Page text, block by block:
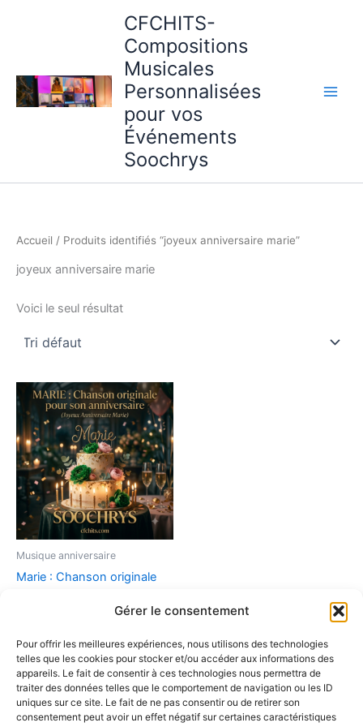
Gérer le consentement
Pour offrir les meilleures expériences, nous utilisons des technologies
telles que les cookies pour stocker et/ou accéder aux informations des
appareils. Le fait de consentir à ces technologies nous permettra de
traiter des données telles que le comportement de navigation ou les ID
uniques sur ce site. Le fait de ne pas consentir ou de retirer son
consentement peut avoir un effet négatif sur certaines caractéristiques
CFCHITS-
Compositions
Musicales
Personnalisées
pour vos
Événements
Soochrys
Accueil / Produits identifiés “joyeux anniversaire marie”
joyeux anniversaire marie
Voici le seul résultat
Musique anniversaire
Marie : Chanson originale
(Joyeux Anniversaire Marie)
9,90 €
Ajouter au panier